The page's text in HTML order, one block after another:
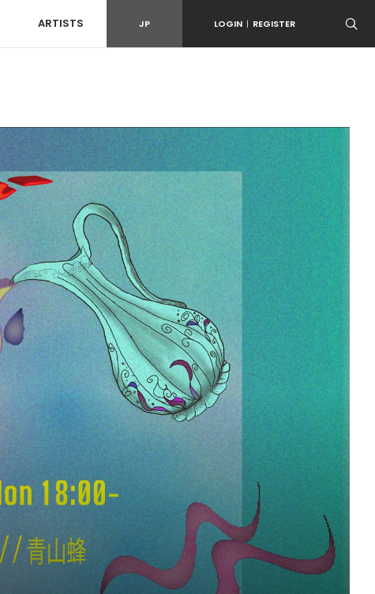
ARTISTS JP LOGIN | REGISTER